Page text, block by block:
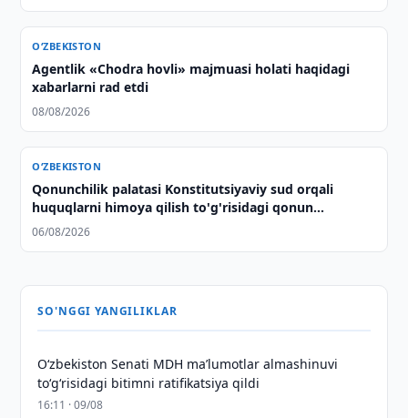
O‘ZBEKISTON
Agentlik «Chodra hovli» majmuasi holati haqidagi
xabarlarni rad etdi
08/08/2026
O‘ZBEKISTON
Qonunchilik palatasi Konstitutsiyaviy sud orqali
huquqlarni himoya qilish to'g'risidagi qonun
loyihasini ma'qulladi
06/08/2026
SO'NGGI YANGILIKLAR
Oʻzbekiston Senati MDH maʼlumotlar almashinuvi
toʻgʻrisidagi bitimni ratifikatsiya qildi
16:11 · 09/08